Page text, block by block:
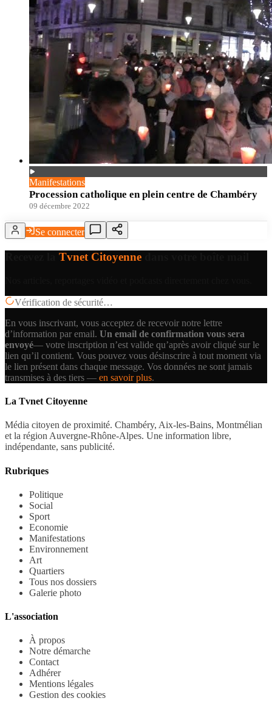
Manifestations
Procession catholique en plein centre de Chambéry
09 décembre 2022
Se connecter
Tvnet Citoyenne
Vérification de sécurité…
En vous inscrivant, vous acceptez de recevoir notre lettre
d’information par email. Un email de confirmation vous sera
envoyé— votre inscription n’est valide qu’après avoir cliqué sur le
lien qu’il contient. Vous pouvez vous désinscrire à tout moment via
le lien présent dans chaque message. Vos données ne sont jamais
transmises à des tiers — en savoir plus.
La Tvnet Citoyenne
Média citoyen de proximité. Chambéry, Aix-les-Bains, Montmélian
et la région Auvergne-Rhône-Alpes. Une information libre,
indépendante, sans publicité.
Rubriques
Politique
Social
Sport
Economie
Manifestations
Environnement
Art
Quartiers
Tous nos dossiers
Galerie photo
L'association
À propos
Notre démarche
Contact
Adhérer
Mentions légales
Gestion des cookies